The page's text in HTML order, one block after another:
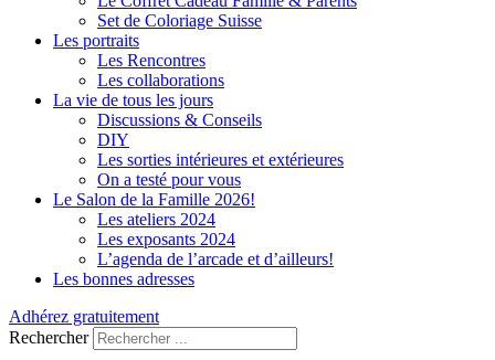
Set de Coloriage Suisse
Les portraits
Les Rencontres
Les collaborations
La vie de tous les jours
Discussions & Conseils
DIY
Les sorties intérieures et extérieures
On a testé pour vous
Le Salon de la Famille 2026!
Les ateliers 2024
Les exposants 2024
L’agenda de l’arcade et d’ailleurs!
Les bonnes adresses
Adhérez gratuitement
Rechercher